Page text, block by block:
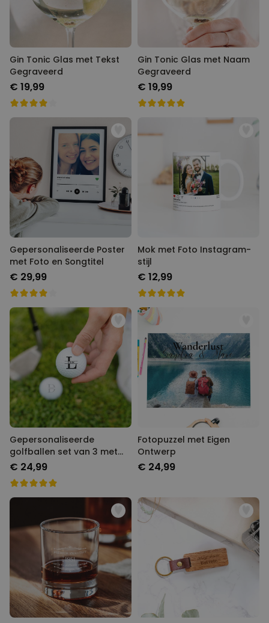
Gin Tonic Glas met Tekst
Gegraveerd
€ 19,99
Gin Tonic Glas met Naam
Gegraveerd
€ 19,99
Gepersonaliseerde Poster
met Foto en Songtitel
€ 29,99
Mok met Foto Instagram-
stijl
€ 12,99
Gepersonaliseerde
golfballen set van 3 met
monogram
€ 24,99
Fotopuzzel met Eigen
Ontwerp
€ 24,99